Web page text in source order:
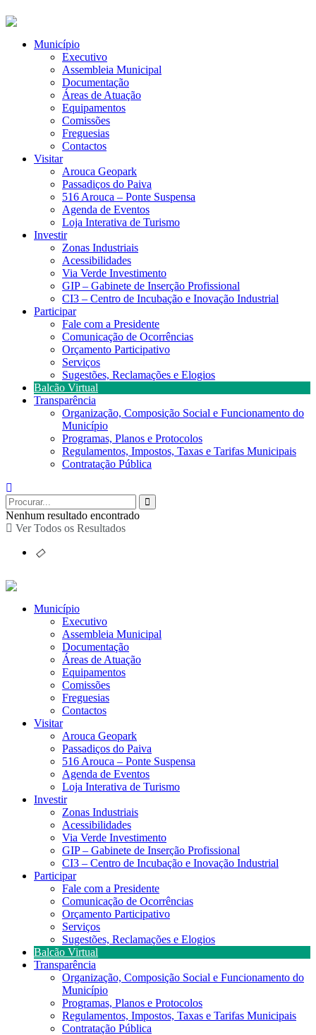
Município
Executivo
Assembleia Municipal
Documentação
Áreas de Atuação
Equipamentos
Comissões
Freguesias
Contactos
Visitar
Arouca Geopark
Passadiços do Paiva
516 Arouca – Ponte Suspensa
Agenda de Eventos
Loja Interativa de Turismo
Investir
Zonas Industriais
Acessibilidades
Via Verde Investimento
GIP – Gabinete de Inserção Profissional
CI3 – Centro de Incubação e Inovação Industrial
Participar
Fale com a Presidente
Comunicação de Ocorrências
Orçamento Participativo
Serviços
Sugestões, Reclamações e Elogios
Balcão Virtual
Transparência
Organização, Composição Social e Funcionamento do
Município
Programas, Planos e Protocolos
Regulamentos, Impostos, Taxas e Tarifas Municipais
Contratação Pública
Nenhum resultado encontrado
Ver Todos os Resultados
Município
Executivo
Assembleia Municipal
Documentação
Áreas de Atuação
Equipamentos
Comissões
Freguesias
Contactos
Visitar
Arouca Geopark
Passadiços do Paiva
516 Arouca – Ponte Suspensa
Agenda de Eventos
Loja Interativa de Turismo
Investir
Zonas Industriais
Acessibilidades
Via Verde Investimento
GIP – Gabinete de Inserção Profissional
CI3 – Centro de Incubação e Inovação Industrial
Participar
Fale com a Presidente
Comunicação de Ocorrências
Orçamento Participativo
Serviços
Sugestões, Reclamações e Elogios
Balcão Virtual
Transparência
Organização, Composição Social e Funcionamento do
Município
Programas, Planos e Protocolos
Regulamentos, Impostos, Taxas e Tarifas Municipais
Contratação Pública